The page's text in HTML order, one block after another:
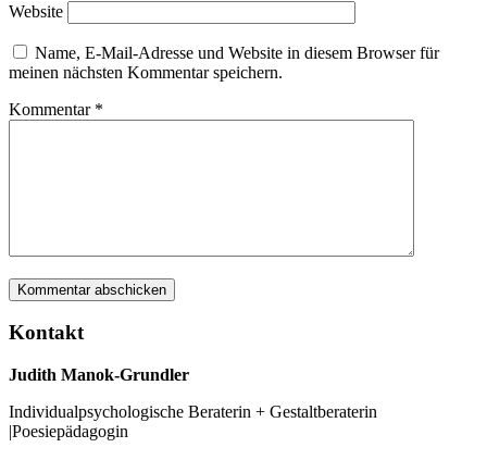
Website
Name, E-Mail-Adresse und Website in diesem Browser für
meinen nächsten Kommentar speichern.
Kommentar *
Kontakt
Judith Manok-Grundler
Individualpsychologische Beraterin + Gestaltberaterin
|Poesiepädagogin